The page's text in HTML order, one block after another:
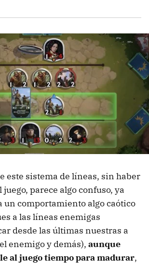
este sistema de líneas, sin haber
parece algo confuso, ya
un comportamiento algo caótico
a las líneas enemigas
desde las últimas nuestras a
enemigo y demás), aunque
al juego tiempo para madurar,